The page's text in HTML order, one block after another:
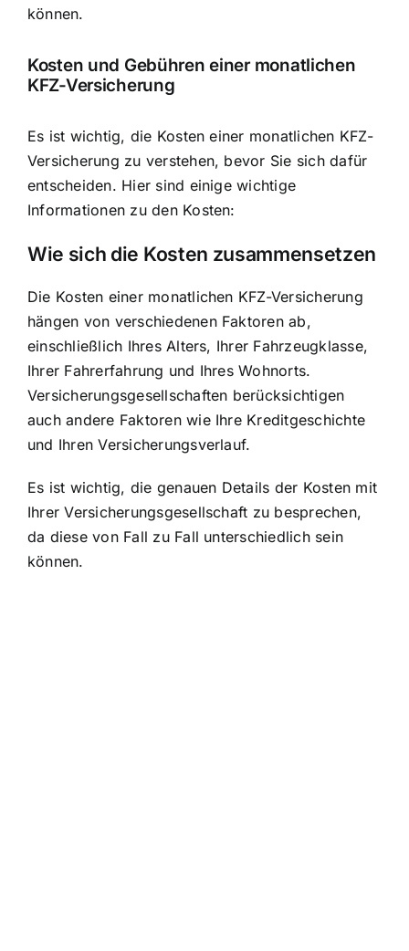
können.
Kosten und Gebühren einer monatlichen
KFZ-Versicherung
Es ist wichtig, die Kosten einer monatlichen KFZ-
Versicherung zu verstehen, bevor Sie sich dafür
entscheiden. Hier sind einige wichtige
Informationen zu den Kosten:
Wie sich die Kosten zusammensetzen
Die Kosten einer monatlichen KFZ-Versicherung
hängen von verschiedenen Faktoren ab,
einschließlich Ihres Alters, Ihrer Fahrzeugklasse,
Ihrer Fahrerfahrung und Ihres Wohnorts.
Versicherungsgesellschaften berücksichtigen
auch andere Faktoren wie Ihre Kreditgeschichte
und Ihren Versicherungsverlauf.
Es ist wichtig, die genauen Details der Kosten mit
Ihrer Versicherungsgesellschaft zu besprechen,
da diese von Fall zu Fall unterschiedlich sein
können.